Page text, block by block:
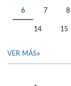
6 7 8
14 15
VER MÁS